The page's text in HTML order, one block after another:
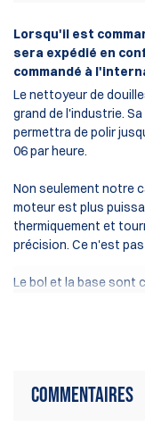
Lorsqu'il est
sera expédié en
commandé à
Le nettoyeur de
grand de l'industrie.
permettra de polir
06 par heure.
Non seulement notre
moteur est plus
thermiquement et
précision. Ce n'est
Le bol et la base sont
Commentaires